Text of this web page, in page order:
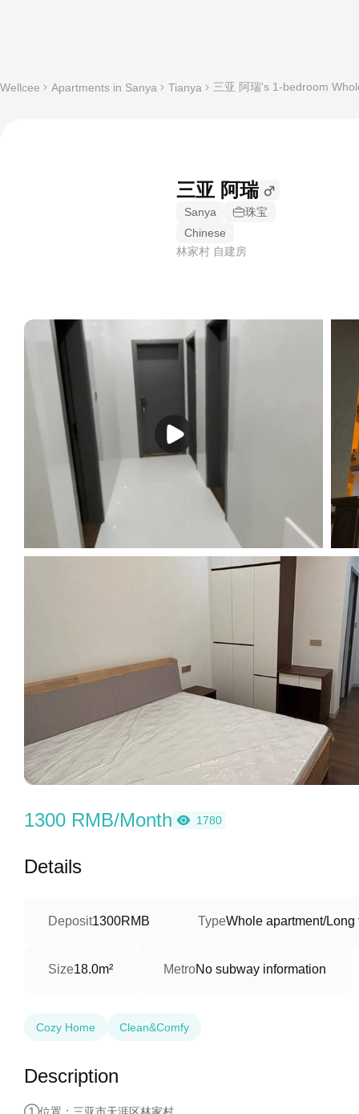
Wellcee Apartments in Sanya Tianya 三亚 阿瑞's 1-bedroom
三亚 阿瑞
Sanya
珠宝
Chinese
林家村 自建房
1300 RMB/Month 1780
Details
Deposit1300RMB TypeWhole apartment/Long
Size18.0m² MetroNo subway information
Cozy Home Clean&Comfy
Description